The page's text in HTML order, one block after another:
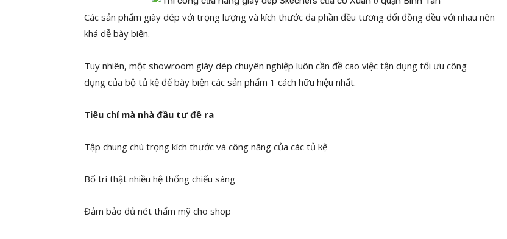
Các sản phẩm giày dép với trọng lượng và kích thước đa phần đều tương đối đồng đều với nhau nên
khá dễ bày biện.
Tuy nhiên, một showroom giày dép chuyên nghiệp luôn cần đề cao việc tận dụng tối ưu công
dụng của bộ tủ kệ để bày biện các sản phẩm 1 cách hữu hiệu nhất.
Tiêu chí mà nhà đầu tư đề ra
Tập chung chú trọng kích thước và công năng của các tủ kệ
Bố trí thật nhiều hệ thống chiếu sáng
Đảm bảo đủ nét thẩm mỹ cho shop